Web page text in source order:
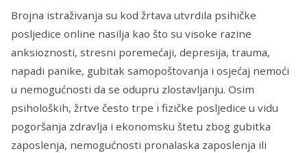
Brojna istraživanja su kod žrtava utvrdila psihičke
posljedice online nasilja kao što su visoke razine
anksioznosti, stresni poremećaji, depresija, trauma,
napadi panike, gubitak samopoštovanja i osjećaj nemoći
u nemogućnosti da se odupru zlostavljanju. Osim
psiholoških, žrtve često trpe i fizičke posljedice u vidu
pogoršanja zdravlja i ekonomsku štetu zbog gubitka
zaposlenja, nemogućnosti pronalaska zaposlenja ili